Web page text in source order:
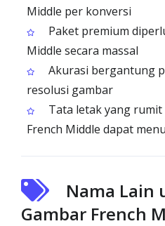
Middle per konversi
Paket premium
Middle secara massal
Akurasi bergantung
resolusi gambar
Tata letak yang
French Middle dapat
Nama Lain
Gambar French